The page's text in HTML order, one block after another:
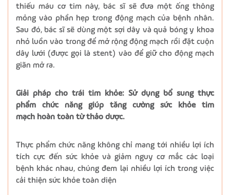
thiếu máu cơ tim này, bác sĩ sẽ đưa một ống thông
mỏng vào phần hẹp trong động mạch của bệnh nhân.
Sau đó, bác sĩ sẽ dùng một sợi dây và quả bóng y khoa
nhỏ luồn vào trong để mở rộng động mạch rồi đặt cuộn
dây lưới (được gọi là stent) vào để giữ cho động mạch
giãn mở ra.
Giải pháp cho trái tim khỏe: Sử dụng bổ sung thực
phẩm chức năng giúp tăng cường sức khỏe tim
mạch hoàn toàn từ thảo dược.
Thực phẩm chức năng không chỉ mang tới nhiều lợi ích
tích cực đến sức khỏe và giảm nguy cơ mắc các loại
bệnh khác nhau, chúng đem lại nhiều lợi ích trong việc
cải thiện sức khỏe toàn diện